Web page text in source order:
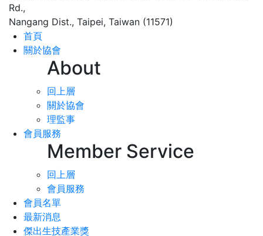
Rd.,
Nangang Dist., Taipei, Taiwan (11571)
首頁
關於協會
About
回上層
關於協會
理監事
會員服務
Member Service
回上層
會員服務
會員名單
最新消息
傑出生技產業獎